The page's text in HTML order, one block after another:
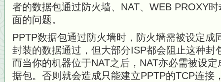
者的数据包通过防火墙、NAT、WEB PROXY
面的问题。
PPTP数据包通过防火墙时，防火墙需被设定成
封装的数据通过，但大部分ISP都会阻止这种封
而当你的机器位于NAT之后，NAT亦必需被设
据包。否则就会造成只能建立PPTP的TCP连接